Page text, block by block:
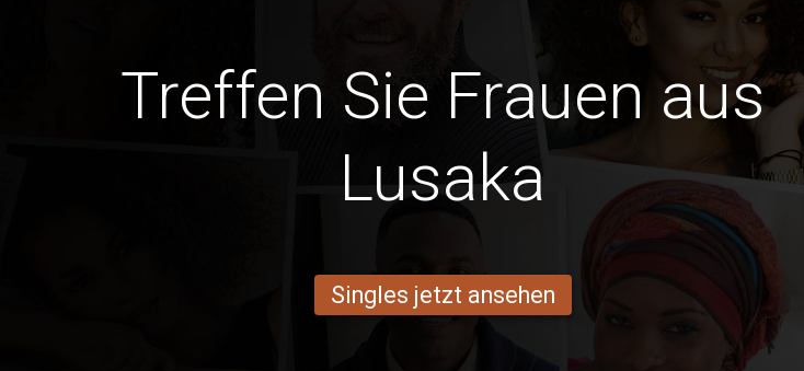
Treffen Sie Frauen aus
Lusaka
Singles jetzt ansehen